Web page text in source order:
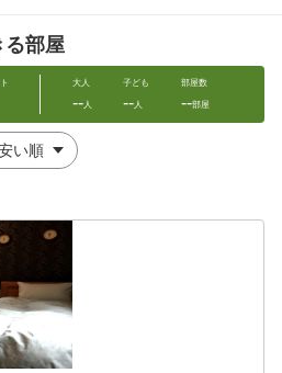
る
出来る
なります
ます
ラッシングやシャンプー、マーキン
慮願います
ならないよう、
用ゲージ等に入れてお越し下さい
場合、飼い主様に清掃代・クリー
す
えた場合も同様です
る部屋
大人
--人
子ども
--人
部屋数
--部屋